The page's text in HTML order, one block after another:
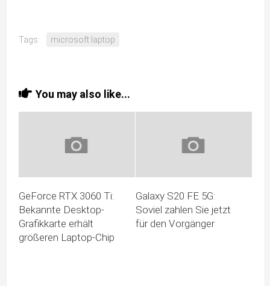
Tags: microsoft laptop
You may also like...
GeForce RTX 3060 Ti:
Bekannte Desktop-
Grafikkarte erhält
größeren Laptop-Chip
Galaxy S20 FE 5G:
Soviel zahlen Sie jetzt
für den Vorgänger